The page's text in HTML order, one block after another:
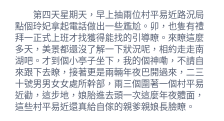
第四天星期天，早上抽兩位村平易近路況局
點個玲妃拿起電話做出一些尷尬。卯，也隻有禮
拜一正式上班才找獲得能找的引導瞭。來瞭這麼
多天，美景都還沒了解一下狀況呢，相約走走南
湖吧。才到個小亭子坐下，我的個神嘞，不請自
來跟下去瞭，接著更是兩輛年夜巴開過來，二三
十號男男女女處所幹部，兩三個圍著一個村平易
近勸，這步地，娘胎進去頭一次這麼年夜體面，
這些村平易近還真給自傢的親爹親娘長臉瞭。